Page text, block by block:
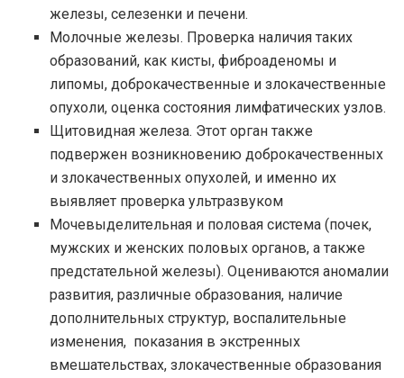
железы, селезенки и печени.
Молочные железы. Проверка наличия таких
образований, как кисты, фиброаденомы и
липомы, доброкачественные и злокачественные
опухоли, оценка состояния лимфатических узлов.
Щитовидная железа. Этот орган также
подвержен возникновению доброкачественных
и злокачественных опухолей, и именно их
выявляет проверка ультразвуком
Мочевыделительная и половая система (почек,
мужских и женских половых органов, а также
предстательной железы). Оцениваются аномалии
развития, различные образования, наличие
дополнительных структур, воспалительные
изменения, показания в экстренных
вмешательствах, злокачественные образования